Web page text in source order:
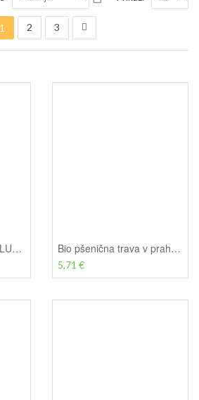
Stran
Trenutno berete stran
1
Stran
2
Stran
3
Stran
Bio Chia semena - BioLUX, 400 g Bio pšenična trava v prahu - BioLUX, 100g
5,71 €